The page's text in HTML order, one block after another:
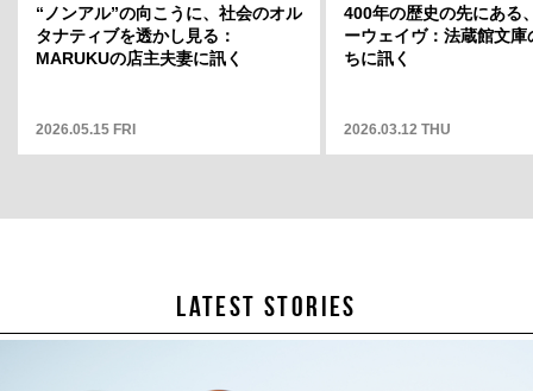
“ノンアル”の向こうに、社会のオル
タナティブを透かし見る：
MARUKUの店主夫妻に訊く
2026.05.15 FRI
400年の歴史の先にある
ーウェイヴ：法蔵館文庫
ちに訊く
2026.03.12 THU
LATEST STORIES